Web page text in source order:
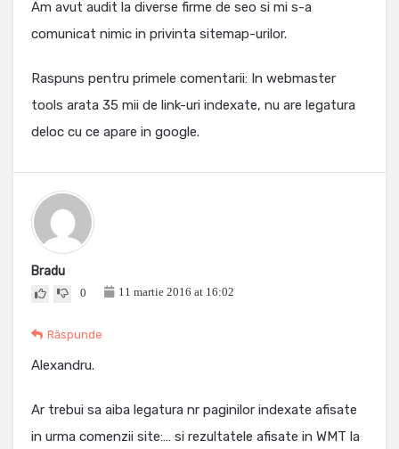
Am avut audit la diverse firme de seo si mi s-a
comunicat nimic in privinta sitemap-urilor.
Raspuns pentru primele comentarii: In webmaster
tools arata 35 mii de link-uri indexate, nu are legatura
deloc cu ce apare in google.
Bradu
0 11 martie 2016 at 16:02
Răspunde
Alexandru.
Ar trebui sa aiba legatura nr paginilor indexate afisate
in urma comenzii site:… si rezultatele afisate in WMT la